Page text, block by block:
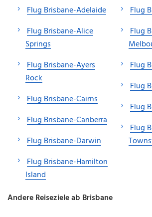
Flug Brisbane-Adelaide
Flug Brisbane-Alice
Springs
Flug Brisbane-Ayers
Rock
Flug Brisbane-Cairns
Flug Brisbane-Canberra
Flug Brisbane-Darwin
Flug Brisbane-Hamilton
Island
Flug
Flug
Flug
Flug
Flug
Flug
Andere Reiseziele ab Brisbane